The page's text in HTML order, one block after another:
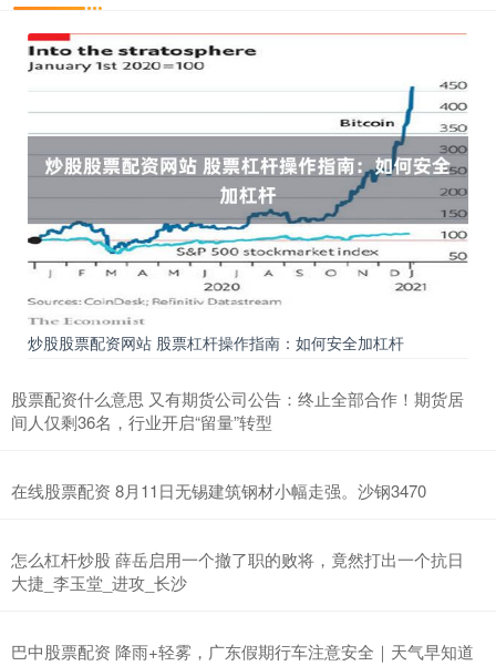
炒股股票配资网站 股票杠杆操作指南：如何安全加杠杆
股票配资什么意思 又有期货公司公告：终止全部合作！期货居
间人仅剩36名，行业开启“留量”转型
在线股票配资 8月11日无锡建筑钢材小幅走强。沙钢3470
怎么杠杆炒股 薛岳启用一个撤了职的败将，竟然打出一个抗日
大捷_李玉堂_进攻_长沙
巴中股票配资 降雨+轻雾，广东假期行车注意安全｜天气早知道